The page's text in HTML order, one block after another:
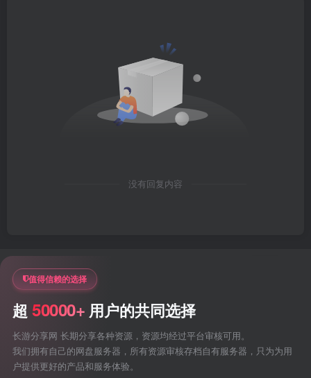
没有回复内容
值得信赖的选择
超 50000+ 用户的共同选择
长游分享网 长期分享各种资源，资源均经过平台审核可用。
我们拥有自己的网盘服务器，所有资源审核存档自有服务器，只为为用
户提供更好的产品和服务体验。